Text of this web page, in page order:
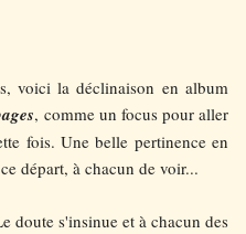
voici la déclinaison en album
, comme un focus pour aller
fois. Une belle pertinence en
départ, à chacun de voir...
doute s'insinue et à chacun des